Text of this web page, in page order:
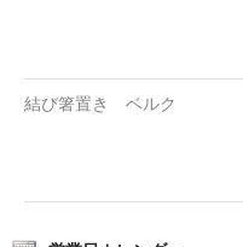
結び箸置き ベルク